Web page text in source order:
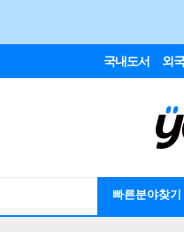
국내도서 외
빠른분야찾기